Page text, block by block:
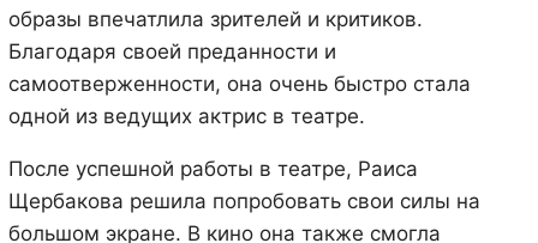
образы впечатлила зрителей и критиков.
Благодаря своей преданности и
самоотверженности, она очень быстро стала
одной из ведущих актрис в театре.
После успешной работы в театре, Раиса
Щербакова решила попробовать свои силы на
большом экране. В кино она также смогла